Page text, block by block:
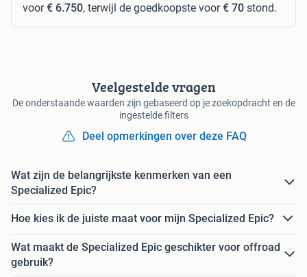
voor€ 6.750, terwijl de goedkoopste voor€ 70 stond.
Veelgestelde vragen
De onderstaande waarden zijn gebaseerd op je zoekopdracht en de
ingestelde filters
Deel opmerkingen over deze FAQ
Wat zijn de belangrijkste kenmerken van een
Specialized Epic?
Hoe kies ik de juiste maat voor mijn Specialized Epic?
Wat maakt de Specialized Epic geschikter voor offroad
gebruik?